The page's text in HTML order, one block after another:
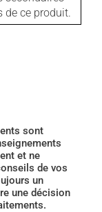
de ce produit.
sont
et ne
de vos
un
une décision